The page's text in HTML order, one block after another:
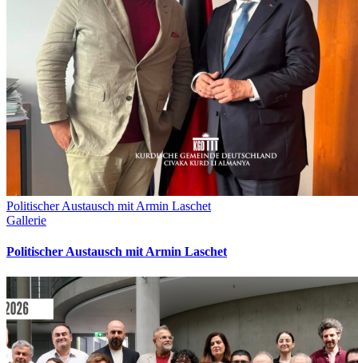
Politischer Austausch mit Armin Laschet
Gallerie
Politischer Austausch mit Armin Laschet